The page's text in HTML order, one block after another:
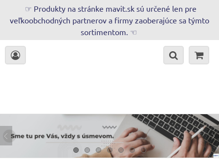
☞ Produkty na stránke mavit.sk sú určené len pre
veľkoobchodných partnerov a firmy zaoberajúce sa týmto
sortimentom. ☜